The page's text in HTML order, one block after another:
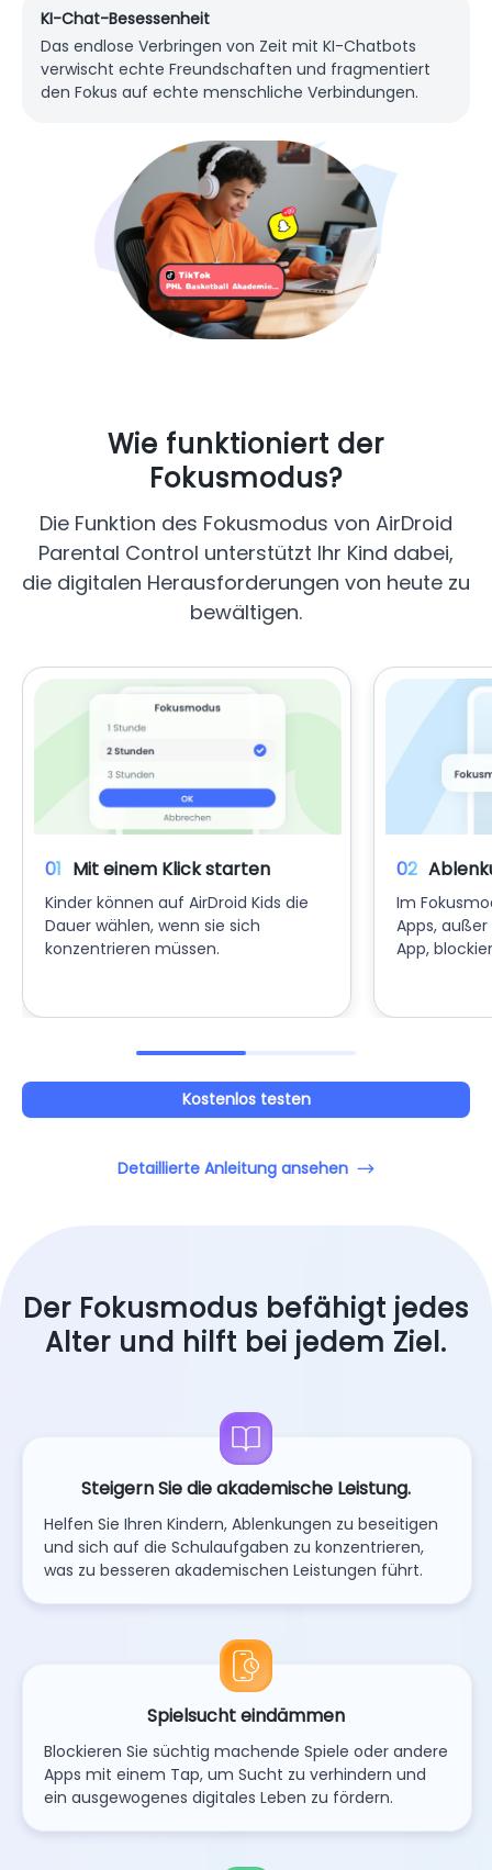
KI-Chat-Besessenheit
Das endlose Verbringen von Zeit mit KI-Chatbots
verwischt echte Freundschaften und fragmentiert
den Fokus auf echte menschliche Verbindungen.
Wie funktioniert der
Fokusmodus?
Die Funktion des Fokusmodus von AirDroid
Parental Control unterstützt Ihr Kind dabei,
die digitalen Herausforderungen von heute zu
bewältigen.
01 Mit einem Klick starten
Kinder können auf AirDroid Kids die
Dauer wählen, wenn sie sich
konzentrieren müssen.
02
Im
Apps,
App,
Kostenlos testen
Detaillierte Anleitung ansehen
Der Fokusmodus befähigt jedes
Alter und hilft bei jedem Ziel.
Steigern Sie die akademische Leistung.
Helfen Sie Ihren Kindern, Ablenkungen zu beseitigen
und sich auf die Schulaufgaben zu konzentrieren,
was zu besseren akademischen Leistungen führt.
Spielsucht eindämmen
Blockieren Sie süchtig machende Spiele oder andere
Apps mit einem Tap, um Sucht zu verhindern und
ein ausgewogenes digitales Leben zu fördern.